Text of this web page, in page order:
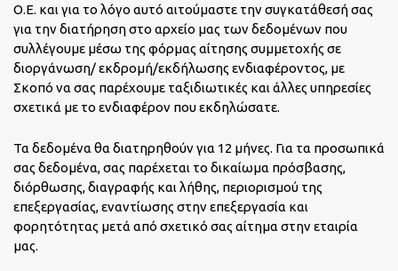
Ο.Ε. και για το λόγο αυτό αιτούμαστε την συγκατάθεσή σας
για την διατήρηση στο αρχείο μας των δεδομένων που
συλλέγουμε μέσω της φόρμας αίτησης συμμετοχής σε
διοργάνωση/ εκδρομή/εκδήλωσης ενδιαφέροντος, με
Σκοπό να σας παρέχουμε ταξιδιωτικές και άλλες υπηρεσίες
σχετικά με το ενδιαφέρον που εκδηλώσατε.
Τα δεδομένα θα διατηρηθούν για 12 μήνες. Για τα προσωπικά
σας δεδομένα, σας παρέχεται το δικαίωμα πρόσβασης,
διόρθωσης, διαγραφής και λήθης, περιορισμού της
επεξεργασίας, εναντίωσης στην επεξεργασία και
φορητότητας μετά από σχετικό σας αίτημα στην εταιρία
μας.